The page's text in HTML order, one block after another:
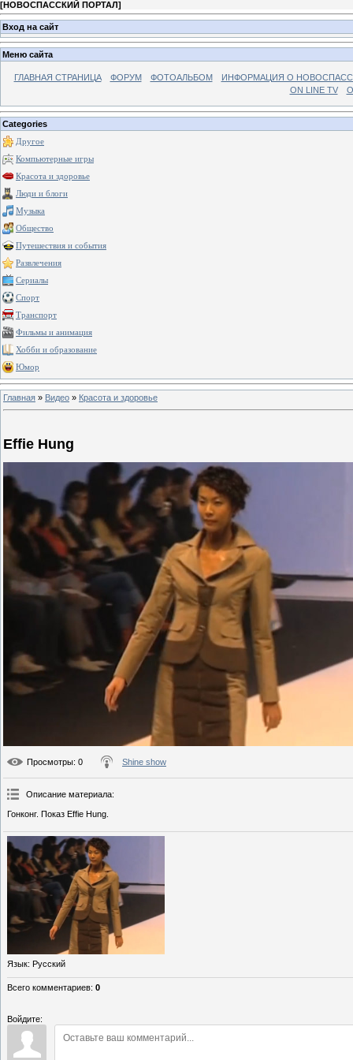
[НОВОСПАССКИЙ ПОРТАЛ]
Вход на сайт
Меню сайта
ГЛАВНАЯ СТРАНИЦА ФОРУМ ФОТОАЛЬБОМ
ИНФОРМАЦИЯ О
ON LINE TV
Categories
Другое
Компьютерные игры
Красота и здоровье
Люди и блоги
Музыка
Общество
Путешествия и события
Развлечения
Сериалы
Спорт
Транспорт
Фильмы и анимация
Хобби и образование
Юмор
Главная » Видео » Красота и здоровье
Effie Hung
Просмотры: 0 Shine show
Описание материала:
Гонконг. Показ Effie Hung.
Язык: Русский
Всего комментариев: 0
Войдите: